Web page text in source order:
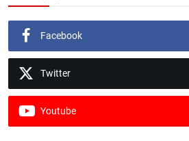
Facebook
Twitter
Youtube